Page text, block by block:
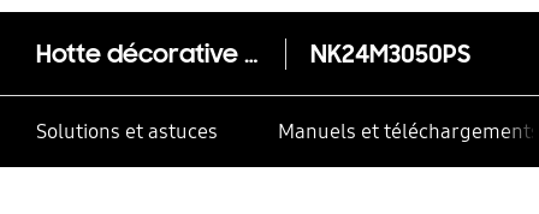
Hotte décorative 60 cm - NK24M3050PS NK24M3050PS
Solutions et astuces Manuels et téléchargements